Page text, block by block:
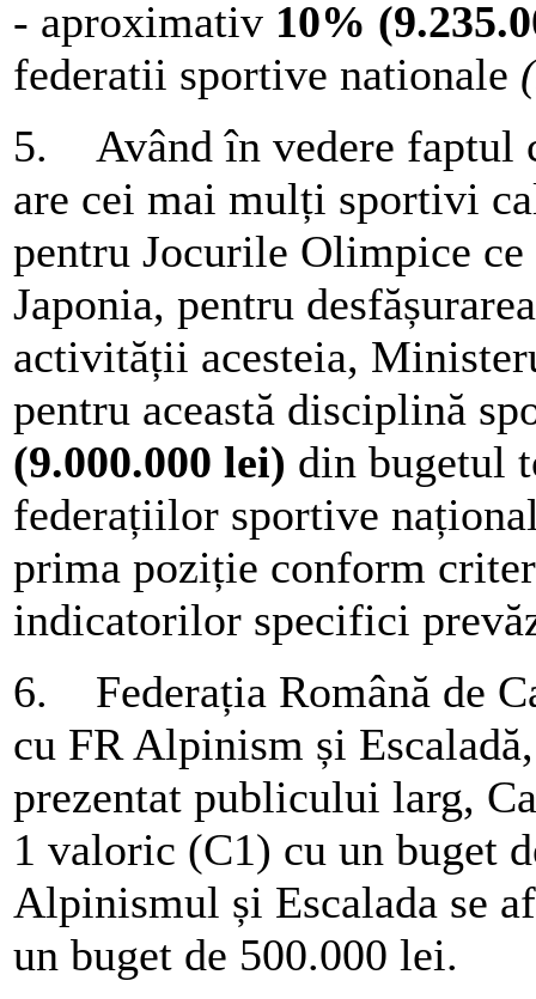
- aproximativ 10%
federatii sportive nationale
5. Având în vedere faptul
are cei mai mulți sportivi
pentru Jocurile Olimpice
Japonia, pentru
activității acesteia,
pentru această disciplină
(9.000.000 lei) din bugetul
federațiilor sportive
prima poziție conform
indicatorilor specifici
6. Federația Română de
cu FR Alpinism și
prezentat publicului larg,
1 valoric (C1) cu un buget
Alpinismul și Escalada se
un buget de 500.000 lei.